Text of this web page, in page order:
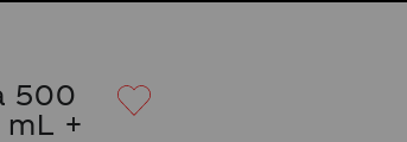
500
+